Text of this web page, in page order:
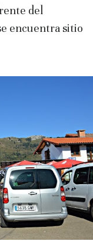
del
encuentra sitio